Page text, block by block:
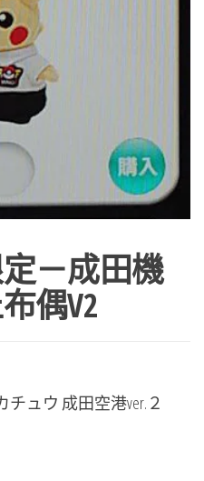
－成田機
偶V2
チュウ 成田空港ver.２